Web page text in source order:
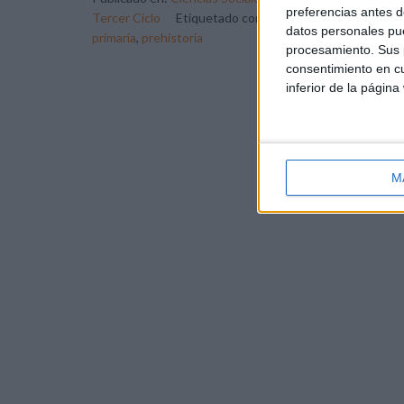
preferencias antes
datos personales
procesamiento.
consentimiento en
inferior de la página
Tercer Ciclo
Etiquetado como: carteles didácticos,
primaria, prehistoria